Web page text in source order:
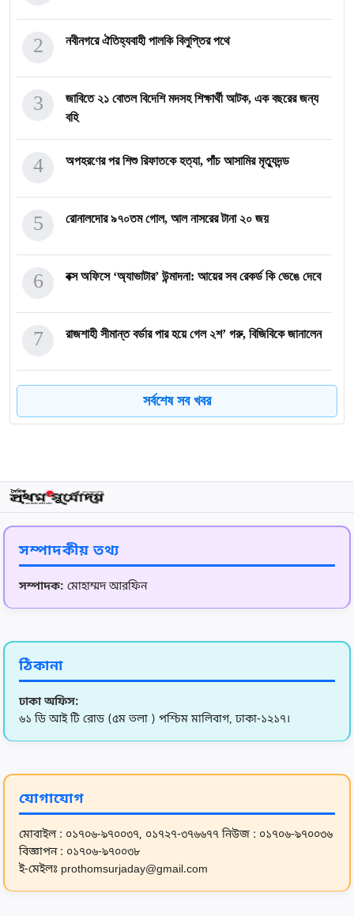
নবীনগরে ঐতিহ্যবাহী পালকি বিলুপ্তির পথে
2
জাবিতে ২১ বোতল বিদেশি মদসহ শিক্ষার্থী আটক, এক বছরের জন্য
বহি
3
অপহরণের পর শিশু রিফাতকে হত্যা, পাঁচ আসামির মৃত্যুদন্ড
4
রোনালদোর ৯৭০তম গোল, আল নাসরের টানা ২০ জয়
5
বক্স অফিসে ‘অ্যাভাটার’ উন্মাদনা: আয়ের সব রেকর্ড কি ভেঙে দেবে
6
রাজশাহী সীমান্ত বর্ডার পার হয়ে গেল ২শ’ গরু, বিজিবিকে জানালেন
7
ওল্ড ট্রাফোর্ডে আমোরিম যুগের অবসান: ছাঁটাই হলেন ম্যান ইউ কোচ
10
বন্দুক ঠেকিয়ে বরের সামনেই নববধূকে অপহরণ করল প্রাক্তন প্রেমিক
11
রাজশাহীর বাঘায় শিক্ষক সংকটে ৭৪ প্রাথমিক বিদ্যালয়ের শিক্ষা কা
13
এআই সহায়ক, বিপর্যয়েরকারণ নয়: বাউবির ট্রেজারার!
14
গাজীপুরে বিনামূল্যে কম্পিউটার ও ড্রাইভিং প্রশিক্ষণের উদ্বোধন
15
চট্টগ্রামে সড়কে দুই দিন পড়ে ছিল কোটি টাকার পরিত্যক্ত মার্সিড
16
সর্বশেষ সব খবর
সম্পাদকীয় তথ্য
সম্পাদক: মোহাম্মদ আরফিন
ঠিকানা
ঢাকা অফিস:
৬১ ডি আই টি রোড (৫ম তলা ) পশ্চিম মালিবাগ, ঢাকা-১২১৭।
যোগাযোগ
মোবাইল : ০১৭০৬-৯৭০০৩৭, ০১৭২৭-৩৭৬৬৭৭ নিউজ : ০১৭০৬-৯৭০০৩৬
বিজ্ঞাপন : ০১৭০৬-৯৭০০৩৮
ই-মেইলঃ prothomsurjaday@gmail.com